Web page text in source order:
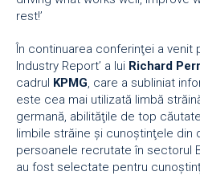
rest!’
În continuarea conferinţei a venit
Industry Report’ a lui Richard
cadrul KPMG, care a subliniat
este cea mai utilizată limbă
germană, abilităţile de top
limbile străine şi cunoştinţele din
persoanele recrutate în sectorul
au fost selectate pentru